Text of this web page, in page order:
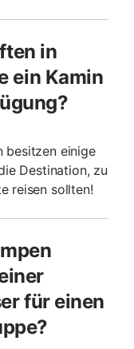
in
ein Kamin
besitzen einige
Destination, zu
reisen sollten!
für einen